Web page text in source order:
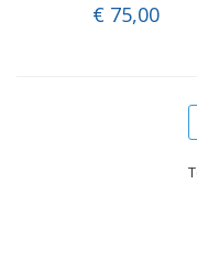
€ 75,00